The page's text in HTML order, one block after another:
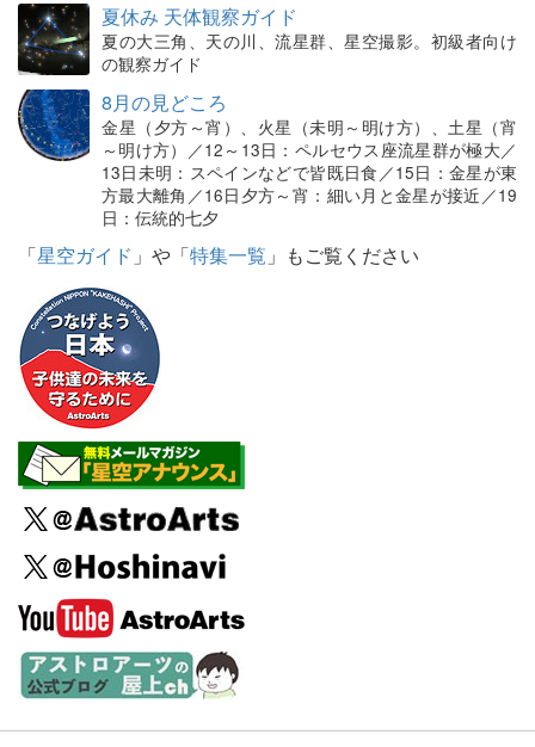
夏休み 天体観察ガイド
夏の大三角、天の川、流星群、星空撮影。初級者向け
の観察ガイド
8月の見どころ
金星（夕方～宵）、火星（未明～明け方）、土星（宵
～明け方）／12～13日：ペルセウス座流星群が極大／
13日未明：スペインなどで皆既日食／15日：金星が東
方最大離角／16日夕方～宵：細い月と金星が接近／19
日：伝統的七夕
「星空ガイド 」や「特集一覧 」もご覧ください